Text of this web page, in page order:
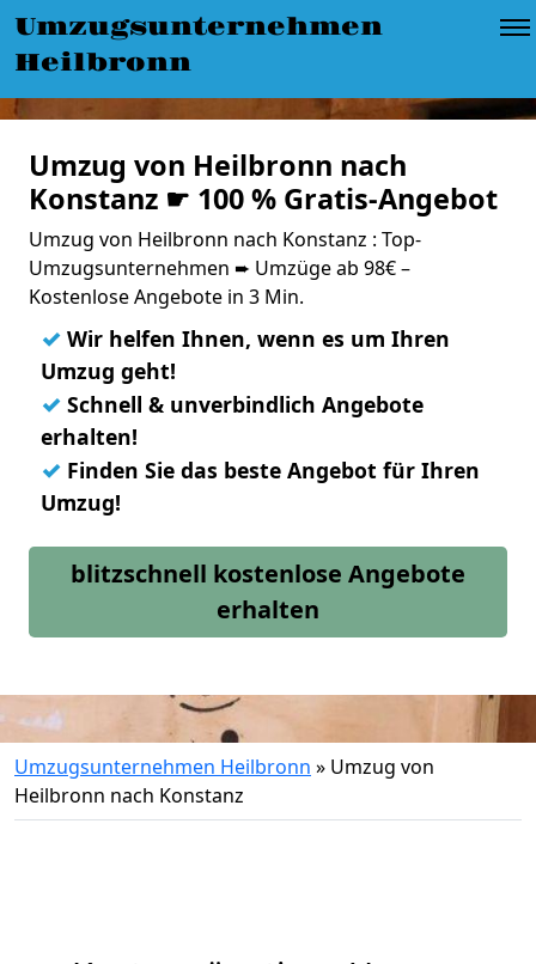
Umzugsunternehmen
Heilbronn
Umzug von Heilbronn nach
Konstanz ☛ 100 % Gratis-Angebot
Umzug von Heilbronn nach Konstanz : Top-
Umzugsunternehmen ➨ Umzüge ab 98€ –
Kostenlose Angebote in 3 Min.
✓ Wir helfen Ihnen, wenn es um Ihren
Umzug geht!
✓ Schnell & unverbindlich Angebote
erhalten!
✓ Finden Sie das beste Angebot für Ihren
Umzug!
blitzschnell kostenlose Angebote
erhalten
Umzugsunternehmen Heilbronn » Umzug von
Heilbronn nach Konstanz